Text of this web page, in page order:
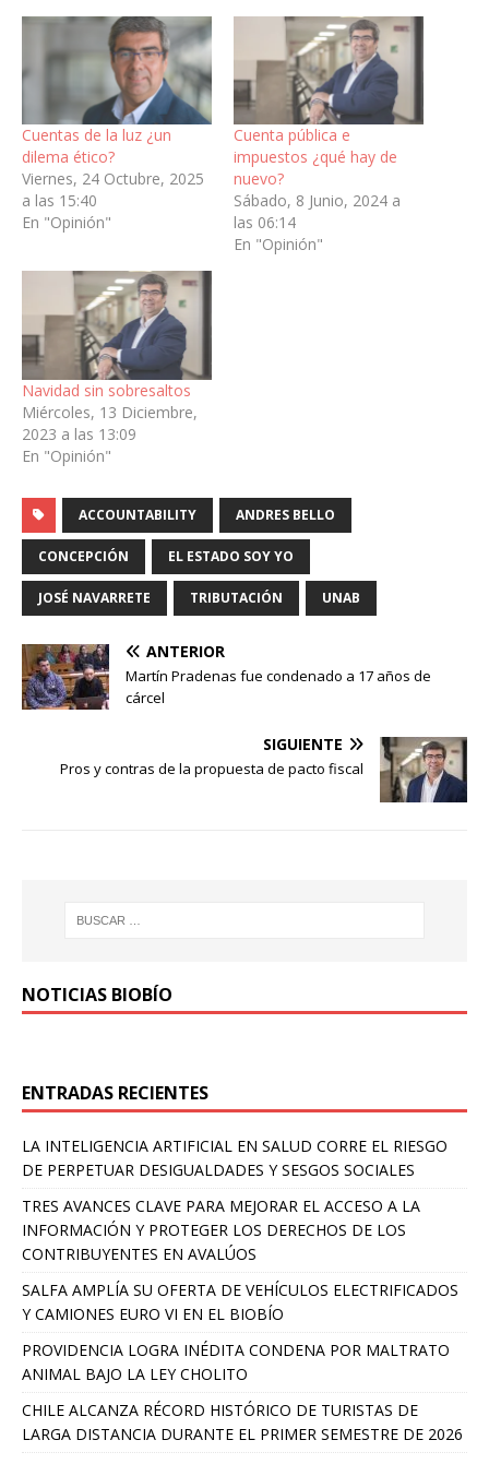
Cuentas de la luz ¿un
dilema ético?
Viernes, 24 Octubre, 2025
a las 15:40
En "Opinión"
Cuenta pública e
impuestos ¿qué hay de
nuevo?
Sábado, 8 Junio, 2024 a
las 06:14
En "Opinión"
Navidad sin sobresaltos
Miércoles, 13 Diciembre,
2023 a las 13:09
En "Opinión"
ACCOUNTABILITY ANDRES BELLO
CONCEPCIÓN EL ESTADO SOY YO
JOSÉ NAVARRETE TRIBUTACIÓN UNAB
ANTERIOR
Martín Pradenas fue condenado a 17 años de
cárcel
SIGUIENTE
Pros y contras de la propuesta de pacto fiscal
NOTICIAS BIOBÍO
ENTRADAS RECIENTES
LA INTELIGENCIA ARTIFICIAL EN SALUD CORRE EL RIESGO
DE PERPETUAR DESIGUALDADES Y SESGOS SOCIALES
TRES AVANCES CLAVE PARA MEJORAR EL ACCESO A LA
INFORMACIÓN Y PROTEGER LOS DERECHOS DE LOS
CONTRIBUYENTES EN AVALÚOS
SALFA AMPLÍA SU OFERTA DE VEHÍCULOS ELECTRIFICADOS
Y CAMIONES EURO VI EN EL BIOBÍO
PROVIDENCIA LOGRA INÉDITA CONDENA POR MALTRATO
ANIMAL BAJO LA LEY CHOLITO
CHILE ALCANZA RÉCORD HISTÓRICO DE TURISTAS DE
LARGA DISTANCIA DURANTE EL PRIMER SEMESTRE DE 2026